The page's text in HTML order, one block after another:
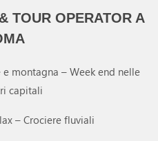
TOUR OPERATOR A
montagna – Week end nelle
capitali
– Crociere fluviali